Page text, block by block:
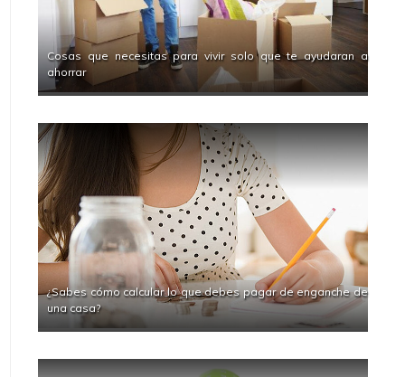
Cosas que necesitas para vivir solo que te ayudaran a
ahorrar
¿Sabes cómo calcular lo que debes pagar de enganche de
una casa?